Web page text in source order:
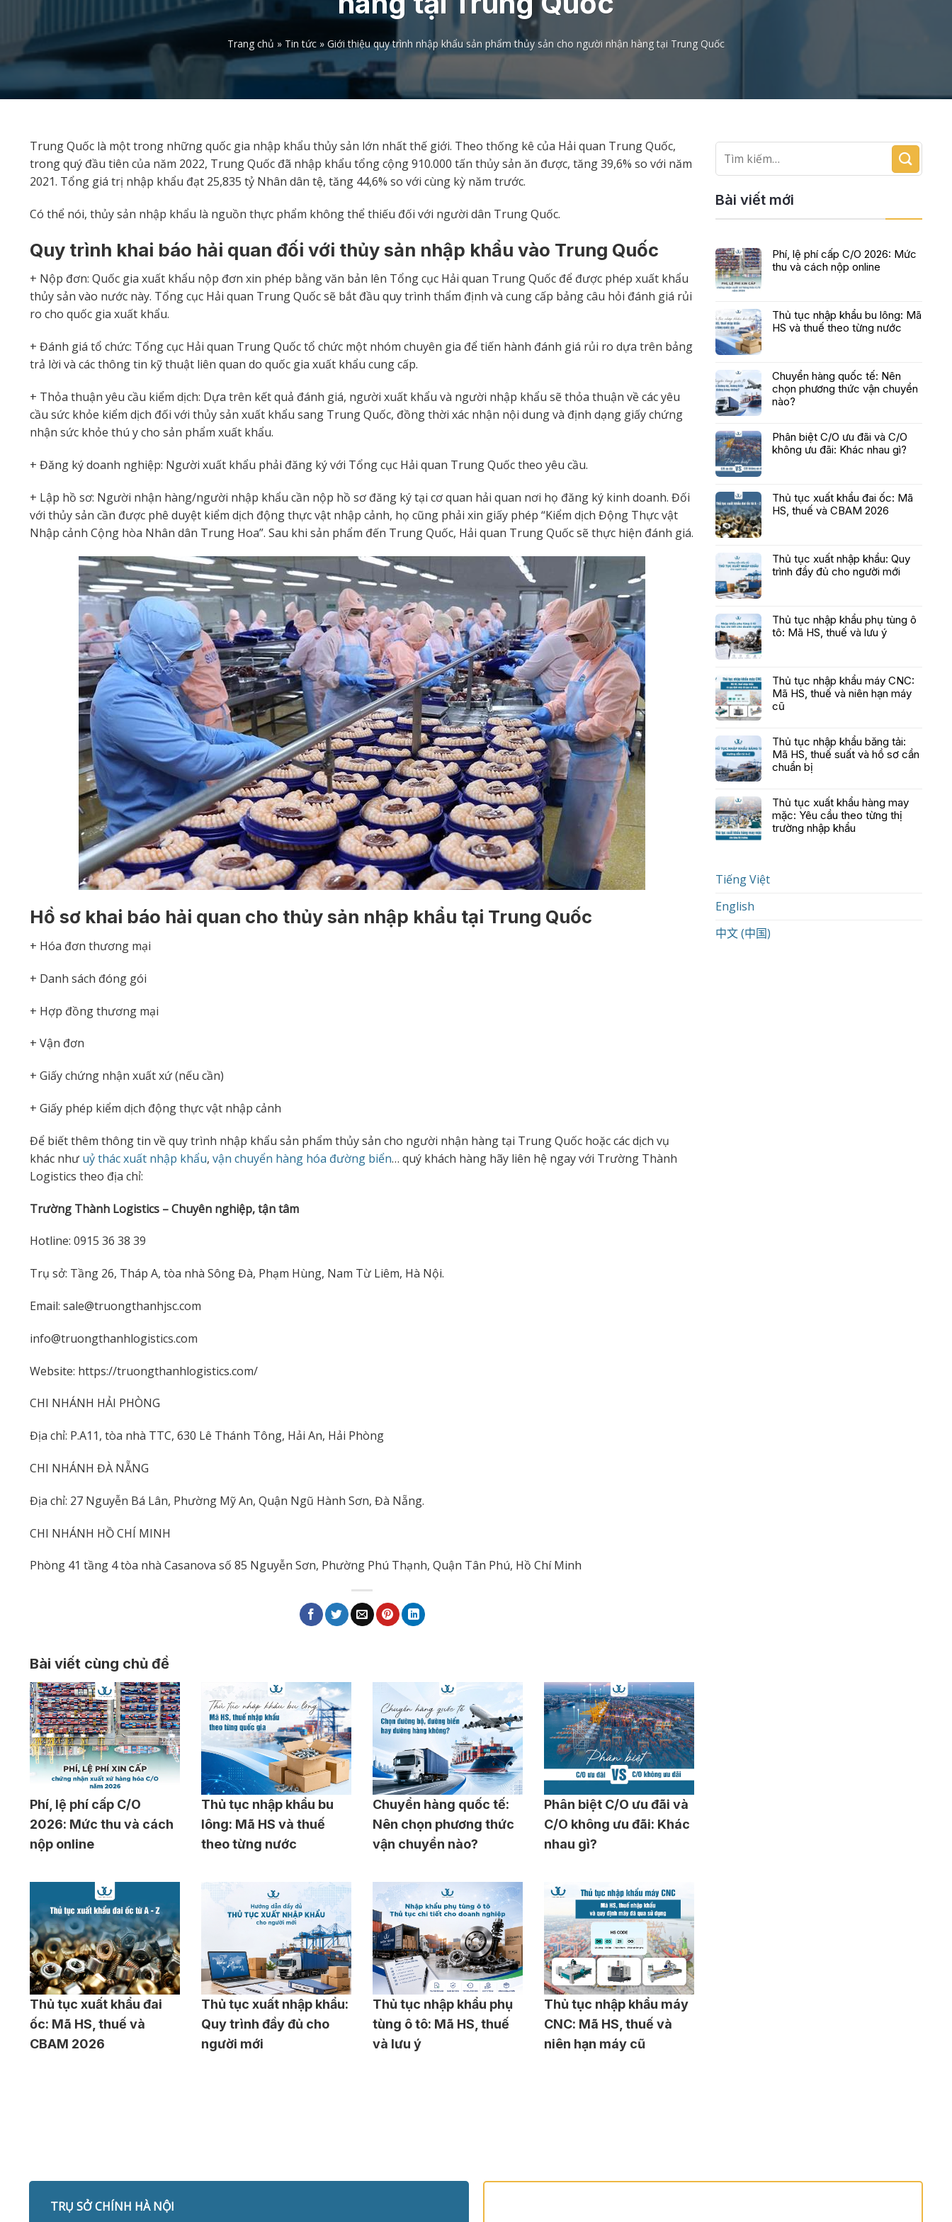
Trang chủ » Tin tức » Giới thiệu quy trình nhập khẩu sản phẩm thủy sản cho người nhận hàng tại Trung Quốc
Trung Quốc là một trong những quốc gia nhập khẩu thủy sản lớn nhất thế giới. Theo thống kê của Hải quan Trung Quốc,
trong quý đầu tiên của năm 2022, Trung Quốc đã nhập khẩu tổng cộng 910.000 tấn thủy sản ăn được, tăng 39,6% so với năm
2021. Tổng giá trị nhập khẩu đạt 25,835 tỷ Nhân dân tệ, tăng 44,6% so với cùng kỳ năm trước.
Có thể nói, thủy sản nhập khẩu là nguồn thực phẩm không thể thiếu đối với người dân Trung Quốc.
Quy trình khai báo hải quan đối với thủy sản nhập khẩu vào Trung Quốc
+ Nộp đơn: Quốc gia xuất khẩu nộp đơn xin phép bằng văn bản lên Tổng cục Hải quan Trung Quốc để được phép xuất khẩu
thủy sản vào nước này. Tổng cục Hải quan Trung Quốc sẽ bắt đầu quy trình thẩm định và cung cấp bảng câu hỏi đánh giá rủi
ro cho quốc gia xuất khẩu.
+ Đánh giá tổ chức: Tổng cục Hải quan Trung Quốc tổ chức một nhóm chuyên gia để tiến hành đánh giá rủi ro dựa trên bảng
trả lời và các thông tin kỹ thuật liên quan do quốc gia xuất khẩu cung cấp.
+ Thỏa thuận yêu cầu kiểm dịch: Dựa trên kết quả đánh giá, người xuất khẩu và người nhập khẩu sẽ thỏa thuận về các yêu
cầu sức khỏe kiểm dịch đối với thủy sản xuất khẩu sang Trung Quốc, đồng thời xác nhận nội dung và định dạng giấy chứng
nhận sức khỏe thú y cho sản phẩm xuất khẩu.
+ Đăng ký doanh nghiệp: Người xuất khẩu phải đăng ký với Tổng cục Hải quan Trung Quốc theo yêu cầu.
+ Lập hồ sơ: Người nhận hàng/người nhập khẩu cần nộp hồ sơ đăng ký tại cơ quan hải quan nơi họ đăng ký kinh doanh. Đối
với thủy sản cần được phê duyệt kiểm dịch động thực vật nhập cảnh, họ cũng phải xin giấy phép “Kiểm dịch Động Thực vật
Nhập cảnh Cộng hòa Nhân dân Trung Hoa”. Sau khi sản phẩm đến Trung Quốc, Hải quan Trung Quốc sẽ thực hiện đánh giá.
Hồ sơ khai báo hải quan cho thủy sản nhập khẩu tại Trung Quốc
+ Hóa đơn thương mại
+ Danh sách đóng gói
+ Hợp đồng thương mại
+ Vận đơn
+ Giấy chứng nhận xuất xứ (nếu cần)
+ Giấy phép kiểm dịch động thực vật nhập cảnh
Để biết thêm thông tin về quy trình nhập khẩu sản phẩm thủy sản cho người nhận hàng tại Trung Quốc hoặc các dịch vụ
khác như uỷ thác xuất nhập khẩu, vận chuyển hàng hóa đường biển… quý khách hàng hãy liên hệ ngay với Trường Thành
Logistics theo địa chỉ:
Trường Thành Logistics – Chuyên nghiệp, tận tâm
Hotline: 0915 36 38 39
Trụ sở: Tầng 26, Tháp A, tòa nhà Sông Đà, Phạm Hùng, Nam Từ Liêm, Hà Nội.
Email: sale@truongthanhjsc.com
info@truongthanhlogistics.com
Website: https://truongthanhlogistics.com/
CHI NHÁNH HẢI PHÒNG
Địa chỉ: P.A11, tòa nhà TTC, 630 Lê Thánh Tông, Hải An, Hải Phòng
CHI NHÁNH ĐÀ NẴNG
Địa chỉ: 27 Nguyễn Bá Lân, Phường Mỹ An, Quận Ngũ Hành Sơn, Đà Nẵng.
CHI NHÁNH HỒ CHÍ MINH
Phòng 41 tầng 4 tòa nhà Casanova số 85 Nguyễn Sơn, Phường Phú Thạnh, Quận Tân Phú, Hồ Chí Minh
Bài viết cùng chủ đề
Phí, lệ phí cấp C/O
2026: Mức thu và cách
nộp online
Thủ tục nhập khẩu bu
lông: Mã HS và thuế
theo từng nước
Chuyển hàng quốc tế:
Nên chọn phương thức
vận chuyển nào?
Phân biệt C/O ưu đãi và
C/O không ưu đãi: Khác
nhau gì?
Thủ tục xuất khẩu đai
ốc: Mã HS, thuế và
CBAM 2026
Thủ tục xuất nhập khẩu:
Quy trình đầy đủ cho
người mới
Thủ tục nhập khẩu phụ
tùng ô tô: Mã HS, thuế
và lưu ý
Thủ tục nhập khẩu máy
CNC: Mã HS, thuế và
niên hạn máy cũ
Bài viết mới
Phí, lệ phí cấp C/O 2026: Mức
thu và cách nộp online
Thủ tục nhập khẩu bu lông: Mã
HS và thuế theo từng nước
Chuyển hàng quốc tế: Nên
chọn phương thức vận chuyển
nào?
Phân biệt C/O ưu đãi và C/O
không ưu đãi: Khác nhau gì?
Thủ tục xuất khẩu đai ốc: Mã
HS, thuế và CBAM 2026
Thủ tục xuất nhập khẩu: Quy
trình đầy đủ cho người mới
Thủ tục nhập khẩu phụ tùng ô
tô: Mã HS, thuế và lưu ý
Thủ tục nhập khẩu máy CNC:
Mã HS, thuế và niên hạn máy
cũ
Thủ tục nhập khẩu băng tải:
Mã HS, thuế suất và hồ sơ cần
chuẩn bị
Thủ tục xuất khẩu hàng may
mặc: Yêu cầu theo từng thị
trường nhập khẩu
Tiếng Việt
English
中文 (中国)
TRỤ SỞ CHÍNH HÀ NỘI